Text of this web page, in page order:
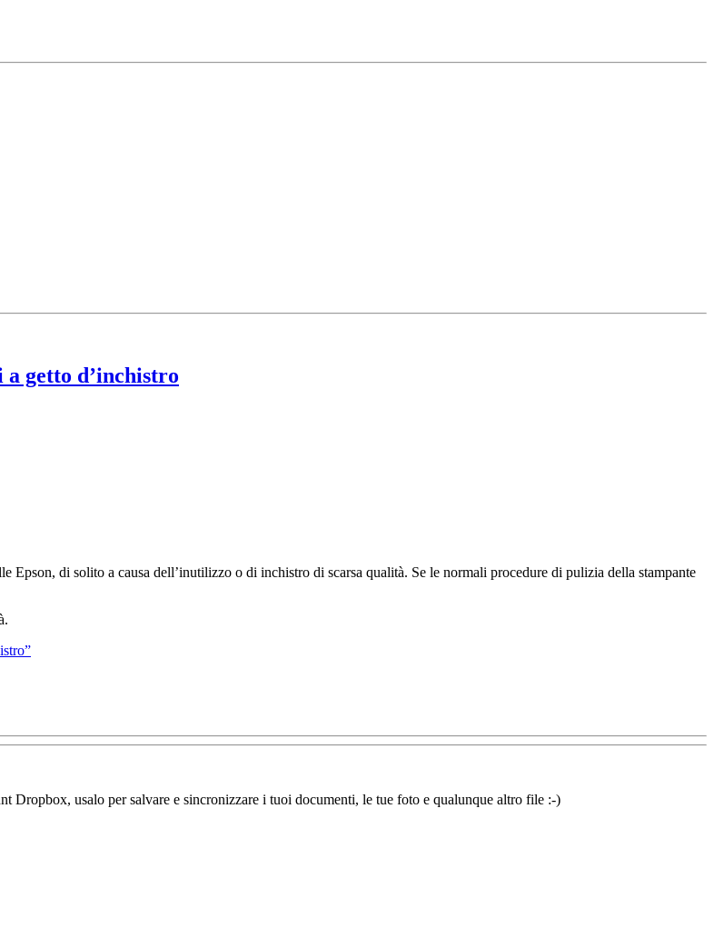
getto d’inchistro
Epson, di solito a causa dell’inutilizzo o di inchistro di scarsa qualità. Se le normali procedure di pulizia della stampante
Dropbox, usalo per salvare e sincronizzare i tuoi documenti, le tue foto e qualunque altro file :-)